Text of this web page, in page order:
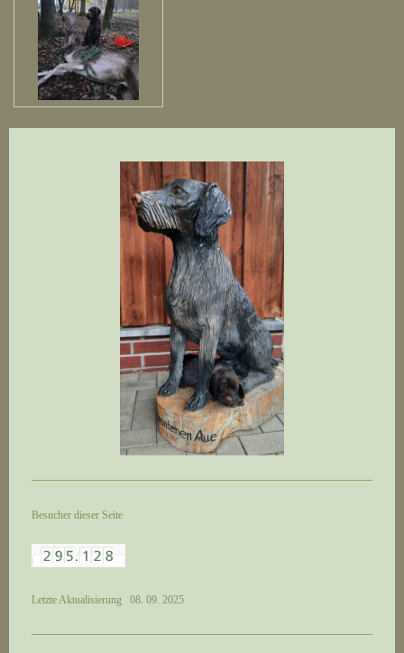
Besucher dieser Seite
Letzte Aktualisierung 08. 09. 2025